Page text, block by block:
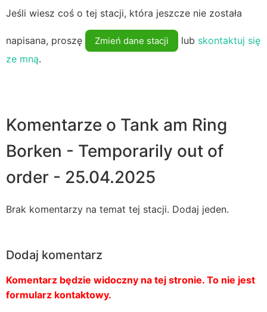
Jeśli wiesz coś o tej stacji, która jeszcze nie została
napisana, proszę Zmień dane stacji lub skontaktuj się
ze mną.
Komentarze o Tank am Ring
Borken - Temporarily out of
order - 25.04.2025
Brak komentarzy na temat tej stacji. Dodaj jeden.
Dodaj komentarz
Komentarz będzie widoczny na tej stronie. To nie jest
formularz kontaktowy.